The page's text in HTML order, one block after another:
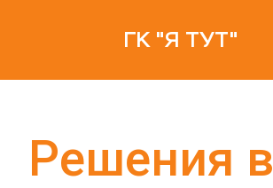
ГК "Я ТУТ"
Решения в